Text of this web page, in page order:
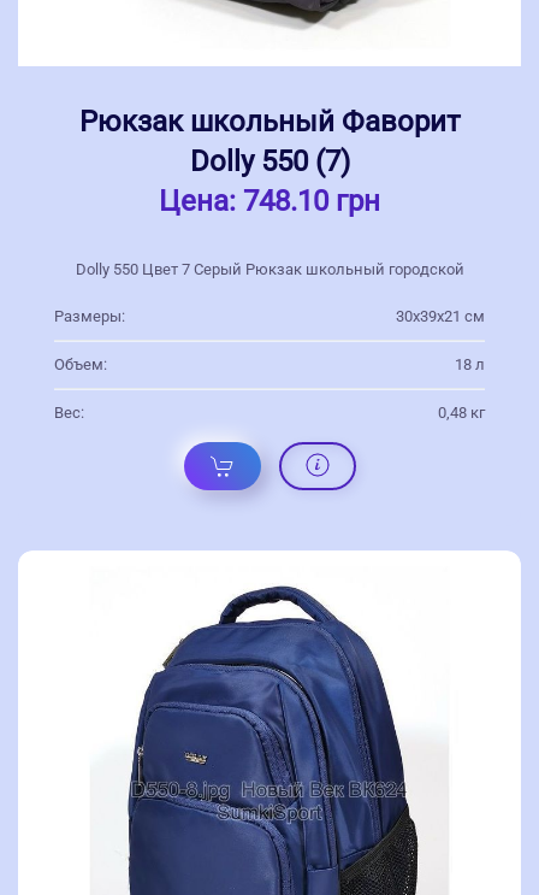
Рюкзак школьный Фаворит
Dolly 550 (7)
Цена: 748.10 грн
Dolly 550 Цвет 7 Серый Рюкзак школьный городской
Размеры: 30х39х21 см
Объем: 18 л
Вес: 0,48 кг